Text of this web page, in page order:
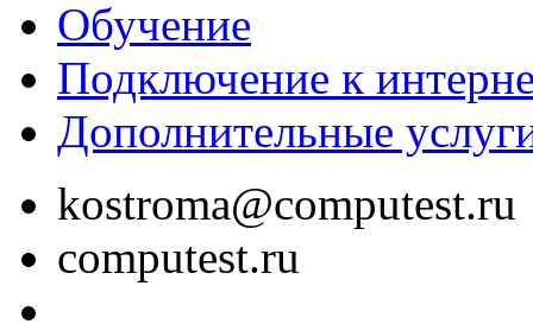
Обучение
Подключение к
Дополнительные
kostroma@computest.ru
computest.ru